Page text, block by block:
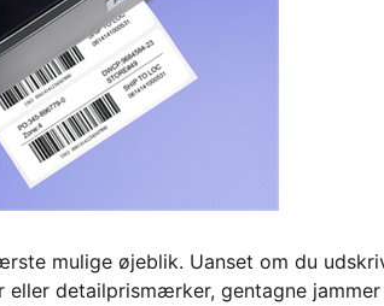
mulige øjeblik. Uanset om du
detailprismærker, gentagne